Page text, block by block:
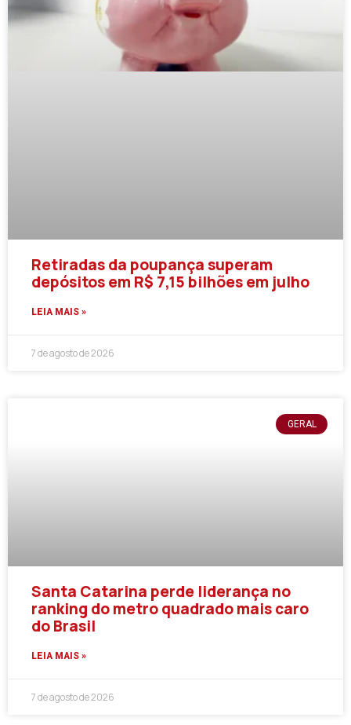
Retiradas da poupança superam
depósitos em R$ 7,15 bilhões em julho
LEIA MAIS »
7 de agosto de 2026
GERAL
Santa Catarina perde liderança no
ranking do metro quadrado mais caro
do Brasil
LEIA MAIS »
7 de agosto de 2026